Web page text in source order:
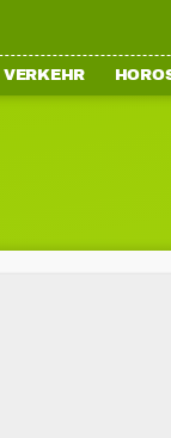
VERKEHR